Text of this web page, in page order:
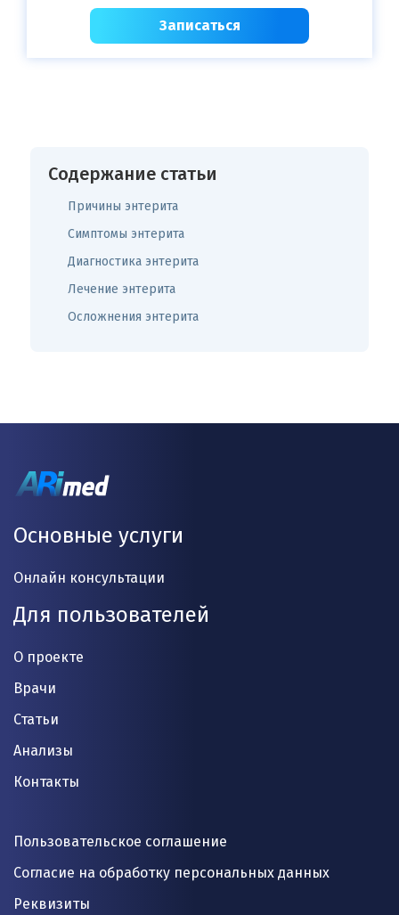
Записаться
Содержание статьи
Причины энтерита
Симптомы энтерита
Диагностика энтерита
Лечение энтерита
Осложнения энтерита
Основные услуги
Онлайн консультации
Для пользователей
О проекте
Врачи
Статьи
Анализы
Контакты
Пользовательское соглашение
Согласие на обработку персональных данных
Реквизиты